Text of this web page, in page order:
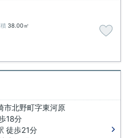
38.00㎡
市北野町字東河原
18分
徒歩21分